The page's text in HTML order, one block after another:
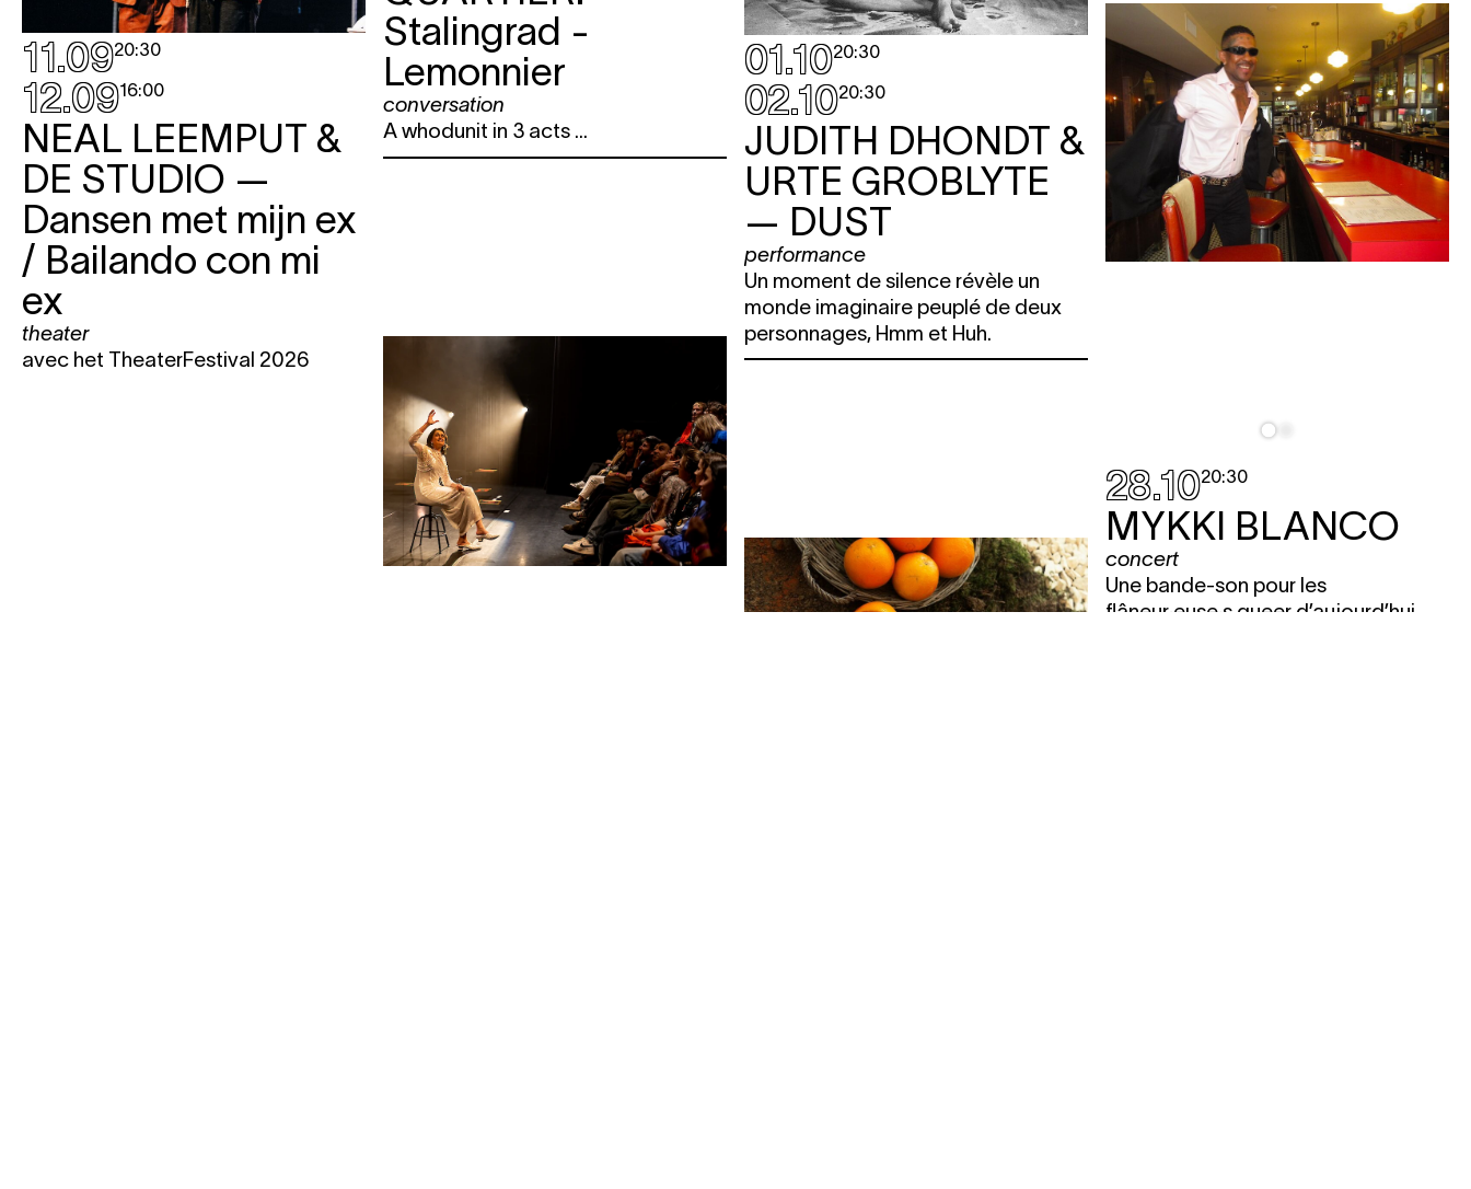
11.0920:30
12.0916:00
NEAL LEEMPUT &
DE STUDIO —
Dansen met mijn ex
/ Bailando con mi
ex
theater
avec het TheaterFestival 2026
Stalingrad -
Lemonnier
conversation
A whodunit in 3 acts ...
01.1020:30
02.1020:30
JUDITH DHONDT &
URTE GROBLYTE
— DUST
performance
Un moment de silence révèle un
monde imaginaire peuplé de deux
personnages, Hmm et Huh.
28.1020:30
MYKKI BLANCO
concert
Une bande-son pour les
flâneur·euse·s queer d’aujourd’hui,